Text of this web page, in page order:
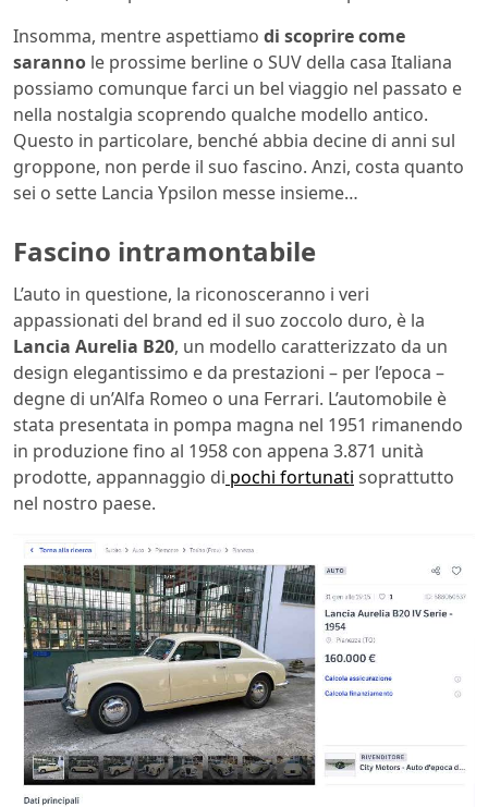
Insomma, mentre aspettiamo di scoprire come
saranno le prossime berline o SUV della casa Italiana
possiamo comunque farci un bel viaggio nel passato e
nella nostalgia scoprendo qualche modello antico.
Questo in particolare, benché abbia decine di anni sul
groppone, non perde il suo fascino. Anzi, costa quanto
sei o sette Lancia Ypsilon messe insieme…
Fascino intramontabile
L’auto in questione, la riconosceranno i veri
appassionati del brand ed il suo zoccolo duro, è la
Lancia Aurelia B20, un modello caratterizzato da un
design elegantissimo e da prestazioni – per l’epoca –
degne di un’Alfa Romeo o una Ferrari. L’automobile è
stata presentata in pompa magna nel 1951 rimanendo
in produzione fino al 1958 con appena 3.871 unità
prodotte, appannaggio di pochi fortunati soprattutto
nel nostro paese.